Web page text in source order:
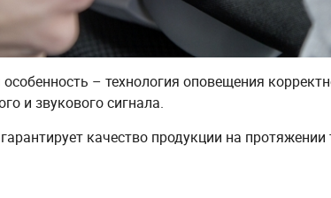
– технология оповещения
и звукового сигнала.
качество продукции на протяжении